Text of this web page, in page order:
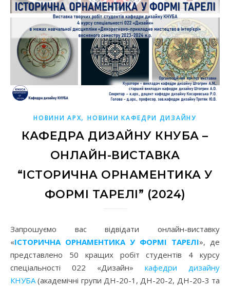
НОВИНИ АРХ,НОВИНИ КАФЕДРИ ДИЗАЙНУ
КАФЕДРА ДИЗАЙНУ КНУБА –
ОНЛАЙН-ВИСТАВКА
“ІСТОРИЧНА ОРНАМЕНТИКА У
ФОРМІ ТАРЕЛІ” (2024)
Запрошуємо вас відвідати онлайн-виставку
«ІСТОРИЧНА ОРНАМЕНТИКА У ФОРМІ ТАРЕЛІ», де
представлено 50 кращих робіт студентів 4 курсу
спеціальності 022 «Дизайн» кафедри дизайну
КНУБА(академічні групи ДН-20-1, ДН-20-2, ДН-20-3 та